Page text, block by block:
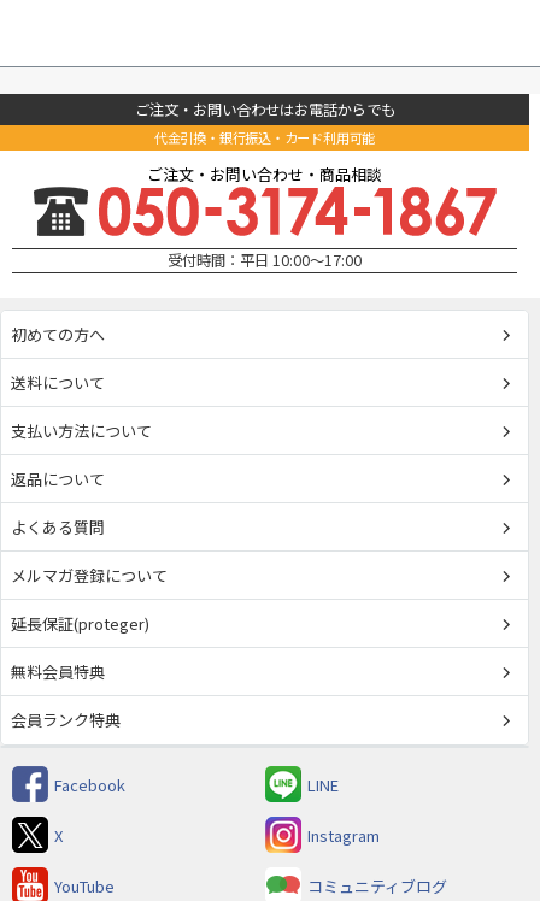
ご注文・お問い合わせはお電話からでも
代金引換・銀行振込・カード利用可能
ご注文・お問い合わせ・商品相談
受付時間：平日 10:00～17:00
初めての方へ
送料について
支払い方法について
返品について
よくある質問
メルマガ登録について
延長保証(proteger)
無料会員特典
会員ランク特典
Facebook LINE
X Instagram
YouTube コミュニティブログ